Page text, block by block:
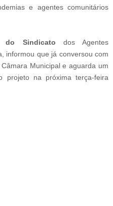
e agentes comunitários
do Sindicato dos Agentes
informou que já conversou com
Municipal e aguarda um
projeto na próxima terça-feira